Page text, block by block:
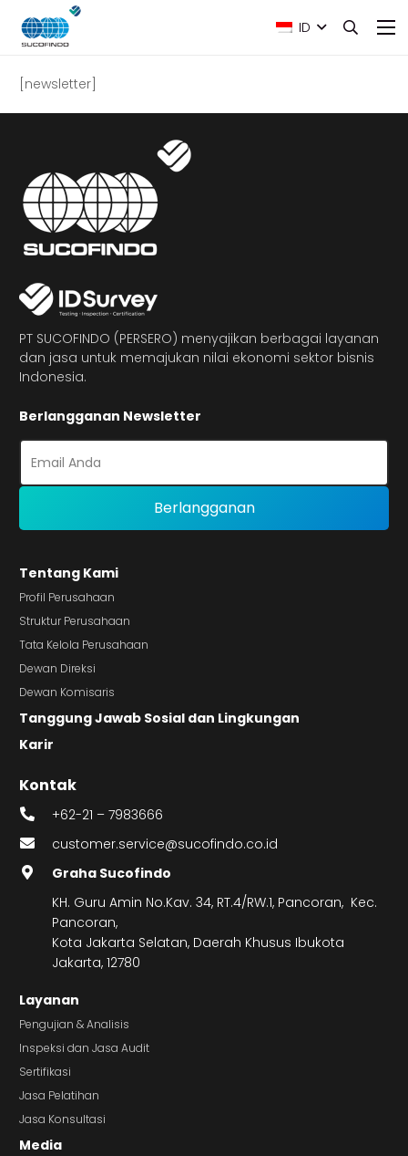
ID
[newsletter]
PT SUCOFINDO (PERSERO) menyajikan berbagai layanan
dan jasa untuk memajukan nilai ekonomi sektor bisnis
Indonesia.
Berlangganan Newsletter
Tentang Kami
Profil Perusahaan
Struktur Perusahaan
Tata Kelola Perusahaan
Dewan Direksi
Dewan Komisaris
Tanggung Jawab Sosial dan Lingkungan
Karir
Kontak
+62-21 – 7983666
customer.service@sucofindo.co.id
Graha Sucofindo
KH. Guru Amin No.Kav. 34, RT.4/RW.1, Pancoran, Kec.
Pancoran,
Kota Jakarta Selatan, Daerah Khusus Ibukota
Jakarta, 12780
Layanan
Pengujian & Analisis
Inspeksi dan Jasa Audit
Sertifikasi
Jasa Pelatihan
Jasa Konsultasi
Media